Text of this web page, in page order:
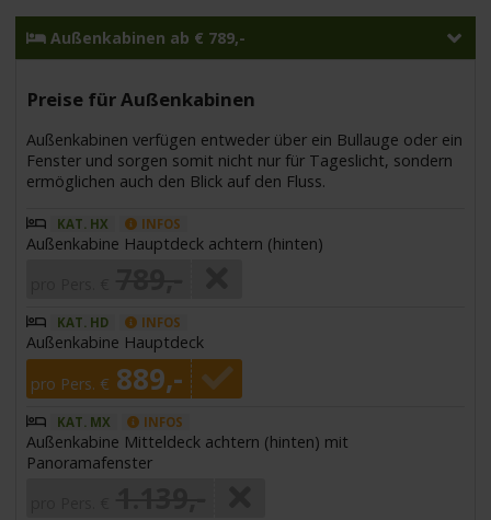
Außenkabinen ab € 789,-
Preise für Außenkabinen
Außenkabinen verfügen entweder über ein Bullauge oder ein
Fenster und sorgen somit nicht nur für Tageslicht, sondern
ermöglichen auch den Blick auf den Fluss.
KAT. HX INFOS
Außenkabine Hauptdeck achtern (hinten)
KAT. HD INFOS
Außenkabine Hauptdeck
pro Pers. € 889,-
KAT. MX INFOS
Außenkabine Mitteldeck achtern (hinten) mit
Panoramafenster